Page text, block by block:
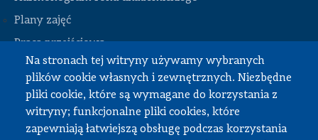
Na stronach tej witryny używamy wybranych
plików cookie własnych i zewnętrznych. Niezbędne
pliki cookie, które są wymagane do korzystania z
witryny; funkcjonalne pliki cookies, które
zapewniają łatwiejszą obsługę podczas korzystania
STOPKA
Plany zajęć
Praca przejściowa
Praca dyplomowa
Praktyki studenckie
Dokumenty do pobrania